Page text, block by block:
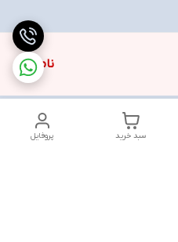
ناموجود
پروفایل سبد خرید